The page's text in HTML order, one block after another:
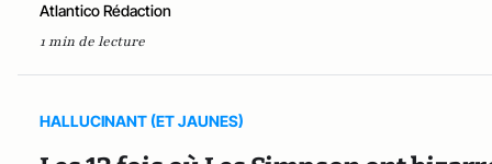
Atlantico Rédaction
1 min de lecture
HALLUCINANT (ET JAUNES)